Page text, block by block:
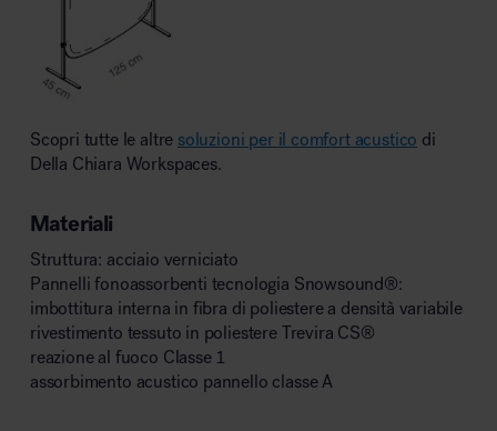
Scopri tutte le altre soluzioni per il comfort acustico di
Della Chiara Workspaces.
Materiali
Struttura: acciaio verniciato
Pannelli fonoassorbenti tecnologia Snowsound®:
imbottitura interna in fibra di poliestere a densità variabile
rivestimento tessuto in poliestere Trevira CS®
reazione al fuoco Classe 1
assorbimento acustico pannello classe A